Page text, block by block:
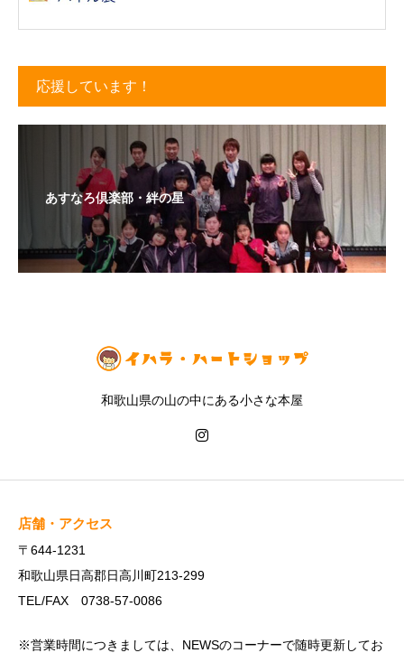
応援しています！
あすなろ倶楽部・絆の星
和歌山県の山の中にある小さな本屋
店舗・アクセス
〒644-1231
和歌山県日高郡日高川町213-299
TEL/FAX 0738-57-0086
※営業時間につきましては、NEWSのコーナーで随時更新してお